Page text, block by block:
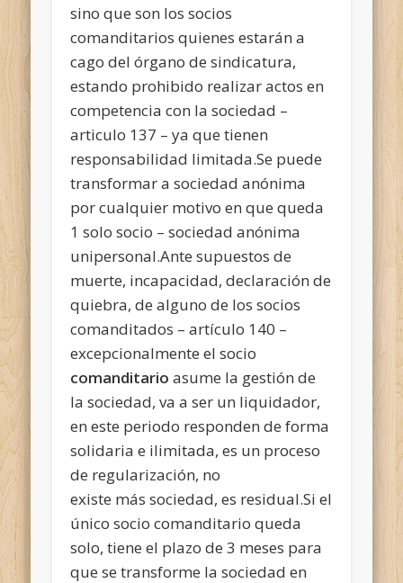
sino que son los socios
comanditarios quienes estarán a
cago del órgano de sindicatura,
estando prohibido realizar actos en
competencia con la sociedad –
articulo 137 – ya que tienen
responsabilidad limitada.Se puede
transformar a sociedad anónima
por cualquier motivo en que queda
1 solo socio – sociedad anónima
unipersonal.Ante supuestos de
muerte, incapacidad, declaración de
quiebra, de alguno de los socios
comanditados – artículo 140 –
excepcionalmente el socio
comanditario asume la gestión de
la sociedad, va a ser un liquidador,
en este periodo responden de forma
solidaria e ilimitada, es un proceso
de regularización, no
existe más sociedad, es residual.Si el
único socio comanditario queda
solo, tiene el plazo de 3 meses para
que se transforme la sociedad en